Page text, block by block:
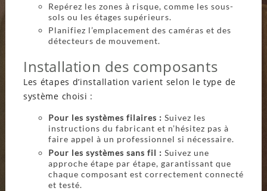
Repérez les zones à risque, comme les sous-
sols ou les étages supérieurs.
Planifiez l’emplacement des caméras et des
détecteurs de mouvement.
Installation des composants
Les étapes d’installation varient selon le type de
système choisi :
Pour les systèmes filaires : Suivez les
instructions du fabricant et n’hésitez pas à
faire appel à un professionnel si nécessaire.
Pour les systèmes sans fil : Suivez une
approche étape par étape, garantissant que
chaque composant est correctement connecté
et testé.